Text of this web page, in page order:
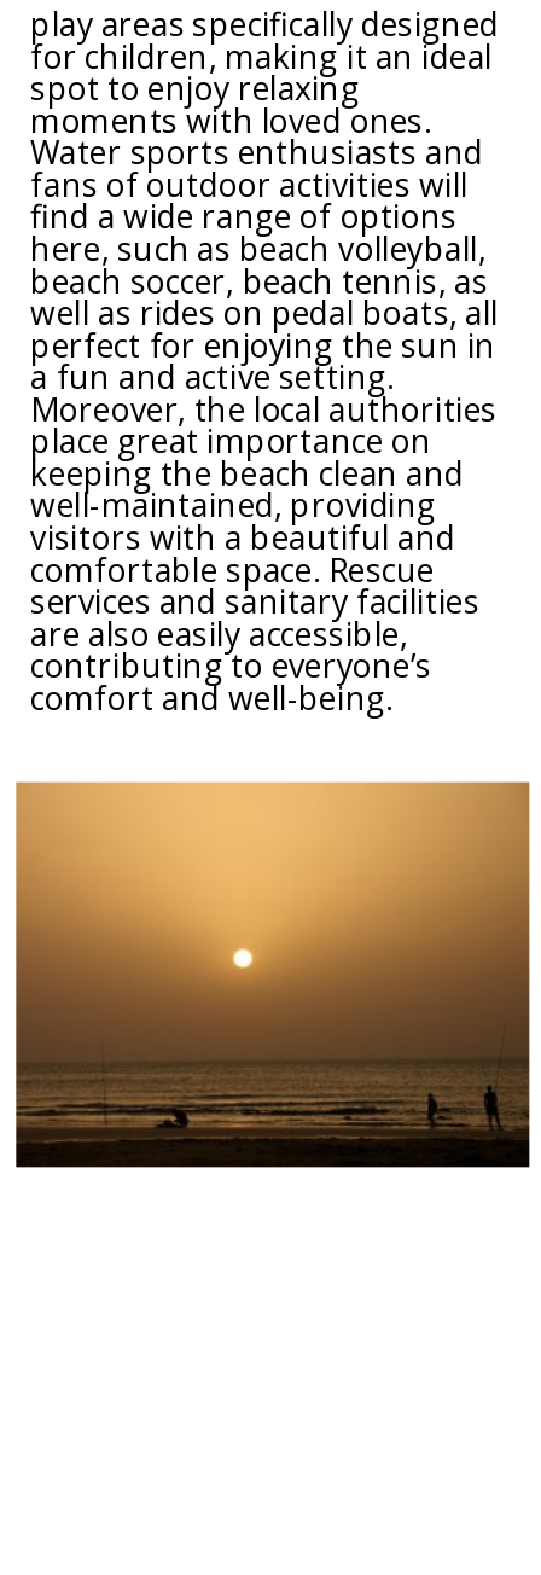
play areas specifically designed
for children, making it an ideal
spot to enjoy relaxing
moments with loved ones.
Water sports enthusiasts and
fans of outdoor activities will
find a wide range of options
here, such as beach volleyball,
beach soccer, beach tennis, as
well as rides on pedal boats, all
perfect for enjoying the sun in
a fun and active setting.
Moreover, the local authorities
place great importance on
keeping the beach clean and
well-maintained, providing
visitors with a beautiful and
comfortable space. Rescue
services and sanitary facilities
are also easily accessible,
contributing to everyone’s
comfort and well-being.